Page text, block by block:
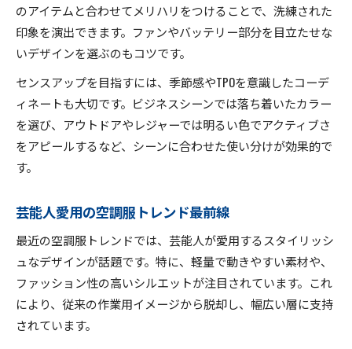
のアイテムと合わせてメリハリをつけることで、洗練された
印象を演出できます。ファンやバッテリー部分を目立たせな
いデザインを選ぶのもコツです。
センスアップを目指すには、季節感やTPOを意識したコーデ
ィネートも大切です。ビジネスシーンでは落ち着いたカラー
を選び、アウトドアやレジャーでは明るい色でアクティブさ
をアピールするなど、シーンに合わせた使い分けが効果的で
す。
芸能人愛用の空調服トレンド最前線
最近の空調服トレンドでは、芸能人が愛用するスタイリッシ
ュなデザインが話題です。特に、軽量で動きやすい素材や、
ファッション性の高いシルエットが注目されています。これ
により、従来の作業用イメージから脱却し、幅広い層に支持
されています。